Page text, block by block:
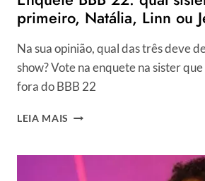
primeiro, Natália, Linn ou
Na sua opinião, qual das três deve
show? Vote na enquete na sister
fora do BBB 22
LEIA MAIS ENQUETE
QUAL
SISTER